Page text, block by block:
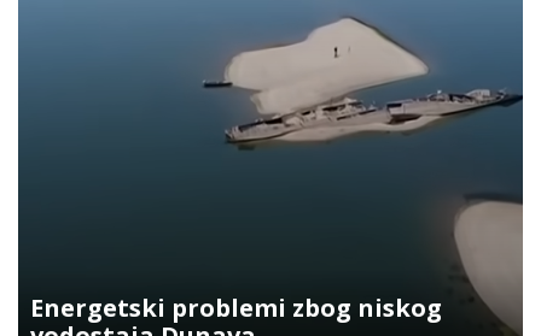
Energetski problemi zbog niskog